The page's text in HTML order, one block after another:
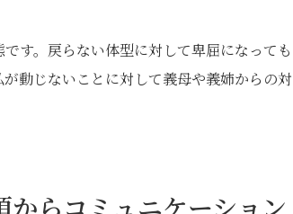
す。戻らない体型に対して卑屈になっても
動じないことに対して義母や義姉からの対
らコミュニケーション